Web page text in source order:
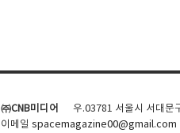
㈜CNB미디어
우.03781 서울시 서대문
이메일 spacemagazine00@gmail.com